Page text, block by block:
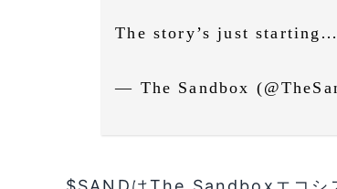
The story’s just
— The Sandbox